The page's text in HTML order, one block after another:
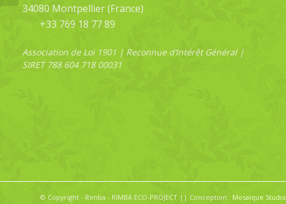
34080 Montpellier (France)
+33 769 18 77 89
Association de Loi 1901 | Reconnue d’Intérêt Général |
SIRET 788 604 718 00031
© Copyright - Rimba - RIMBA ECO-PROJECT || Conception : Mosaïque Studio